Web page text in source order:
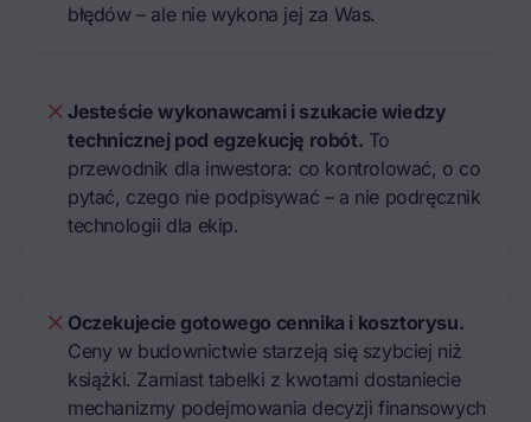
błędów – ale nie wykona jej za Was.
Jesteście wykonawcami i szukacie wiedzy
technicznej pod egzekucję robót. To
przewodnik dla inwestora: co kontrolować, o co
pytać, czego nie podpisywać – a nie podręcznik
technologii dla ekip.
Oczekujecie gotowego cennika i kosztorysu.
Ceny w budownictwie starzeją się szybciej niż
książki. Zamiast tabelki z kwotami dostaniecie
mechanizmy podejmowania decyzji finansowych